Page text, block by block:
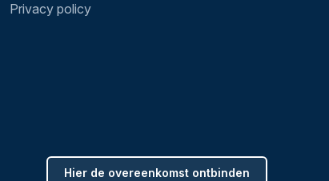
Privacy policy
Hier de overeenkomst ontbinden